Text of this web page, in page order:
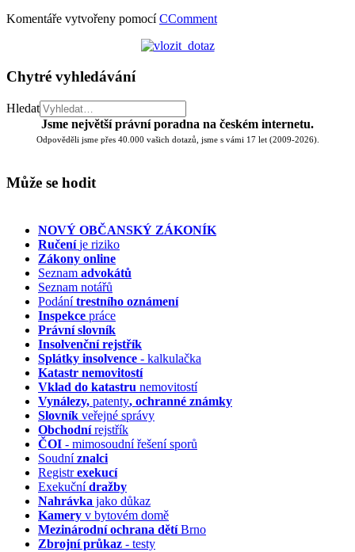
Komentáře vytvořeny pomocíCComment
Chytré vyhledávání
Hledat
Jsme největší právní poradna na českém internetu.
Odpověděli jsme přes 40.000 vašich dotazů, jsme s vámi 17 let (2009-2026).
Může se hodit
NOVÝ OBČANSKÝ ZÁKONÍK
Ručeníje riziko
Zákony online
Seznam advokátů
Seznam notářů
Podánítrestního oznámení
Inspekce práce
Právní slovník
Insolvenčnírejstřík
Splátky insolvence - kalkulačka
Katastr nemovitostí
Vklad do katastru nemovitostí
Vynálezy, patenty, ochranné známky
Slovník veřejné správy
Obchodnírejstřík
ČOI - mimosoudní řešení sporů
Soudníznalci
Registrexekucí
Exekučnídražby
Nahrávka jako důkaz
Kamery v bytovém domě
Mezinárodní ochrana dětíBrno
Zbrojní průkaz - testy